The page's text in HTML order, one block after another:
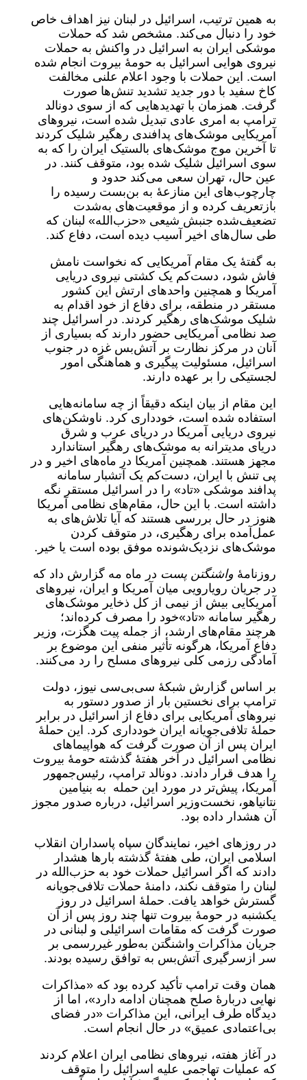
به همین ترتیب، اسرائیل در لبنان نیز اهداف خاص
خود را دنبال می‌کند. مشخص شد که حملات
موشکی ایران به اسرائیل در واکنش به حملات
نیروی هوایی اسرائیل به حومۀ بیروت انجام شده
است. این حملات با وجود اعلام علنی مخالفت
کاخ سفید با دور جدید تشدید تنش‌ها صورت
گرفت. همزمان با تهدیدهایی که از سوی دونالد
ترامپ به امری عادی تبدیل شده است، نیروهای
آمریکایی موشک‌های پدافندی رهگیر شلیک کردند
تا آخرین موج موشک‌های بالستیک ایران را که به
سوی اسرائیل شلیک شده بود، متوقف کنند. در
عین حال، تهران سعی می‌کند حدود و
چارچوب‌های این منازعۀ به بن‌بست رسیده را
بازتعریف کرده و از موقعیت‌های به‌شدت
تضعیف‌شده جنبش شیعی «حزب‌الله» لبنان که
طی سال‌های اخیر آسیب دیده است، دفاع کند.
به گفتۀ یک مقام آمریکایی که نخواست نامش
فاش شود، دست‌کم یک کشتی نیروی دریایی
آمریکا و همچنین واحدهای ارتش این کشور
مستقر در منطقه، برای دفاع از خود اقدام به
شلیک موشک‌های رهگیر کردند. در اسرائیل چند
صد نظامی آمریکایی حضور دارند که بسیاری از
آنان در مرکز نظارت بر آتش‌بس غزه در جنوب
اسرائیل، مسئولیت پیگیری و هماهنگی امور
لجستیکی را بر عهده دارند.
این مقام از بیان اینکه دقیقاً از چه سامانه‌هایی
استفاده شده است، خودداری کرد. ناوشکن‌های
نیروی دریایی آمریکا در دریای عرب و شرق
دریای مدیترانه به موشک‌های رهگیر استاندارد
مجهز هستند. همچنین آمریکا در ماه‌های اخیر و در
پی تنش با ایران، دست‌کم یک آتشبار سامانه
پدافند موشکی «تاد» را در اسرائیل مستقر نگه
داشته است. با این حال، مقام‌های نظامی آمریکا
هنوز در حال بررسی هستند که آیا تلاش‌های به
عمل‌آمده برای رهگیری، در متوقف کردن
موشک‌های نزدیک‌شونده موفق بوده است یا خیر.
روزنامۀ واشنگتن پست در ماه مه گزارش داد که
در جریان رویارویی میان آمریکا و ایران، نیروهای
آمریکایی بیش از نیمی از کل ذخایر موشک‌های
رهگیر سامانه «تاد»خود را مصرف کرده‌اند؛
هرچند مقام‌های ارشد، از جمله پیت هگزت، وزیر
دفاع آمریکا، هرگونه تأثیر منفی این موضوع بر
آمادگی رزمی کلی نیروهای مسلح را رد می‌کنند.
بر اساس گزارش شبکۀ سی‌بی‌سی نیوز، دولت
ترامپ برای نخستین بار از صدور دستور به
نیروهای آمریکایی برای دفاع از اسرائیل در برابر
حملۀ تلافی‌جویانه ایران خودداری کرد. این حملۀ
ایران پس از آن صورت گرفت که هواپیماهای
نظامی اسرائیل در آخر هفتۀ گذشته حومۀ بیروت
را هدف قرار دادند. دونالد ترامپ، رئیس‌جمهور
آمریکا، پیش‌تر در مورد این حمله‌ به بنیامین
نتانیاهو، نخست‌وزیر اسرائیل، درباره صدور مجوز
آن هشدار داده بود.
در روزهای اخیر، نمایندگان سپاه پاسداران انقلاب
اسلامی ایران، طی هفتۀ گذشته بارها هشدار
دادند که اگر اسرائیل حملات خود به حزب‌الله در
لبنان را متوقف نکند، دامنۀ حملات تلافی‌جویانه
گسترش خواهد یافت. حملۀ اسرائیل در روز
یکشنبه در حومۀ بیروت تنها چند روز پس از آن
صورت گرفت که مقامات اسرائیلی و لبنانی در
جریان مذاکرات واشنگتن به‌طور غیررسمی بر
سر ازسرگیری آتش‌بس به توافق رسیده بودند.
همان وقت ترامپ تأکید کرده بود که «مذاکرات
نهایی دربارۀ صلح همچنان ادامه دارد»، اما از
دیدگاه طرف ایرانی، این مذاکرات «در فضای
بی‌اعتمادی عمیق» در حال انجام است.
در آغاز هفته، نیروهای نظامی ایران اعلام کردند
که عملیات تهاجمی علیه اسرائیل را متوقف